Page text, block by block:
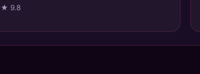
★ 9.8